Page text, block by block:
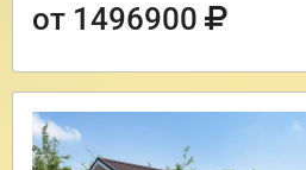
от 1496900